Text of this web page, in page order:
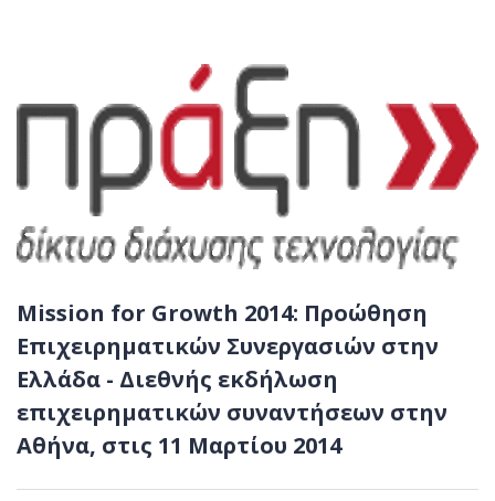
Mission for Growth 2014: Προώθηση
Επιχειρηματικών Συνεργασιών στην
Ελλάδα - Διεθνής εκδήλωση
επιχειρηματικών συναντήσεων στην
Αθήνα, στις 11 Μαρτίου 2014